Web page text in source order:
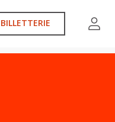
BILLETTERIE